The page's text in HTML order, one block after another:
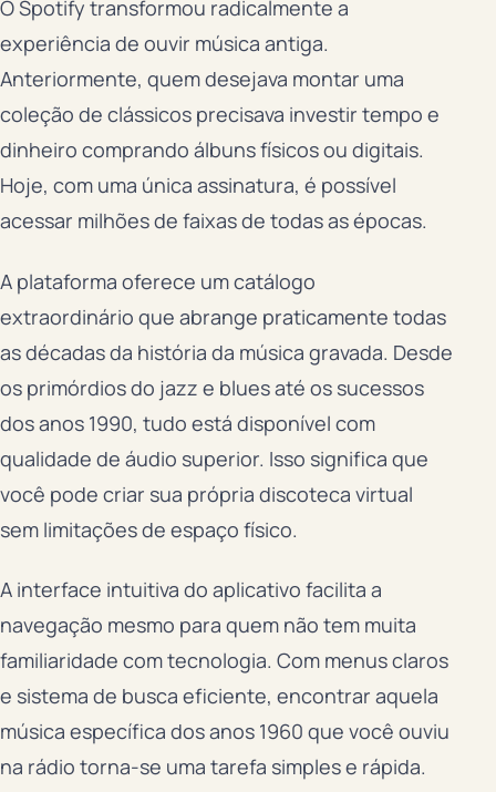
O Spotify transformou radicalmente a
experiência de ouvir música antiga.
Anteriormente, quem desejava montar uma
coleção de clássicos precisava investir tempo e
dinheiro comprando álbuns físicos ou digitais.
Hoje, com uma única assinatura, é possível
acessar milhões de faixas de todas as épocas.
A plataforma oferece um catálogo
extraordinário que abrange praticamente todas
as décadas da história da música gravada. Desde
os primórdios do jazz e blues até os sucessos
dos anos 1990, tudo está disponível com
qualidade de áudio superior. Isso significa que
você pode criar sua própria discoteca virtual
sem limitações de espaço físico.
A interface intuitiva do aplicativo facilita a
navegação mesmo para quem não tem muita
familiaridade com tecnologia. Com menus claros
e sistema de busca eficiente, encontrar aquela
música específica dos anos 1960 que você ouviu
na rádio torna-se uma tarefa simples e rápida.